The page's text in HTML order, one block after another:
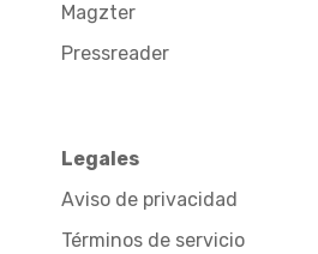
Magzter
Pressreader
Legales
Aviso de privacidad
Términos de servicio